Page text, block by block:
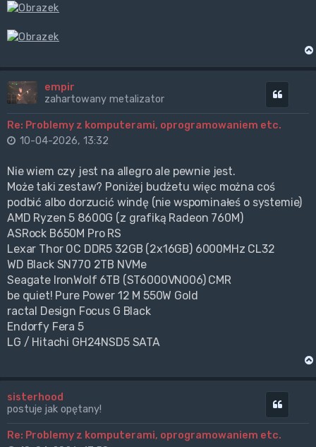
empir
zahartowany metalizator
Re: Problemy z komputerami, oprogramowaniem etc.
10-04-2026, 13:32
Nie wiem czy jest na allegro ale pewnie jest.
Może taki zestaw? Poniżej budżetu więc można coś
podbić albo dorzucić windę (nie wspominałeś o systemie)
AMD Ryzen 5 8600G (z grafiką Radeon 760M)
ASRock B650M Pro RS
Lexar Thor OC DDR5 32GB (2x16GB) 6000MHz CL32
WD Black SN770 2TB NVMe
Seagate IronWolf 6TB (ST6000VN006) CMR
be quiet! Pure Power 12 M 550W Gold
ractal Design Focus G Black
Endorfy Fera 5
LG / Hitachi GH24NSD5 SATA
sisterhood
postuje jak opętany!
Re: Problemy z komputerami, oprogramowaniem etc.